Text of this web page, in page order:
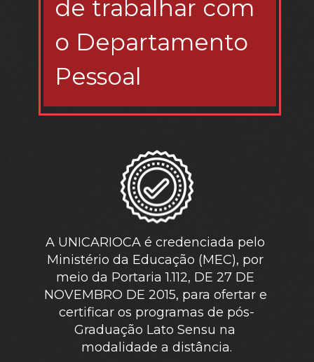
A UNICARIOCA é credenciada pelo
Ministério da Educação (MEC), por
meio da Portaria 1.112, DE 27 DE
NOVEMBRO DE 2015, para ofertar e
certificar os programas de pós-
Graduação Lato Sensu na
modalidade a distância.
de trabalhar com
o Departamento
Pessoal